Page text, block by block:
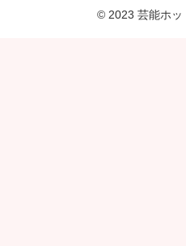
© 2023 芸能ホッ